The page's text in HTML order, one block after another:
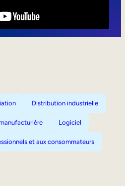
Distribution industrielle
Logiciel
et aux consommateurs